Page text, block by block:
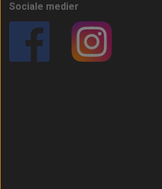
Sociale medier